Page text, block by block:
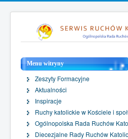
Menu witryny
Zeszyty Formacyjne
Aktualności
Inspiracje
Ruchy katolickie w Kościele i
Ogólnopolska Rada Ruchów
Diecezjalne Rady Ruchów